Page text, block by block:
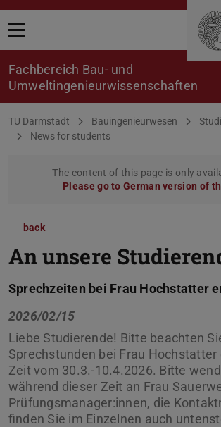
Open menu
Fachbereich Bau- und
Umweltingenieurwissenschaften
You are here:
TU Darmstadt Bauingenieurwesen
News for students
The content of this page is only
Please go to German version of
back
An unsere
Sprechzeiten bei Frau Hochstatter
2026/02/15
Liebe Studierende! Bitte beachten
Sprechstunden bei Frau
Zeit vom 30.3.-10.4.2026. Bitte
während dieser Zeit an Frau
Prüfungsmanager:innen, die
finden Sie im Einzelnen auch